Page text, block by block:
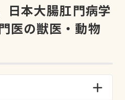
日本大腸肛門病学
医の獣医・動物